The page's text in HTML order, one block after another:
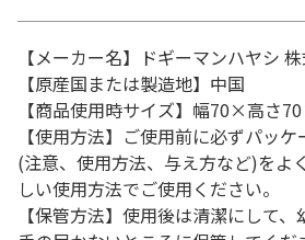
【メーカー名】ドギーマンハヤシ
【原産国または製造地】中国
【商品使用時サイズ】幅70×高さ
【使用方法】ご使用前に必ずパッ
(注意、使用方法、与え方など)をよ
しい使用方法でご使用ください。
【保管方法】使用後は清潔にして